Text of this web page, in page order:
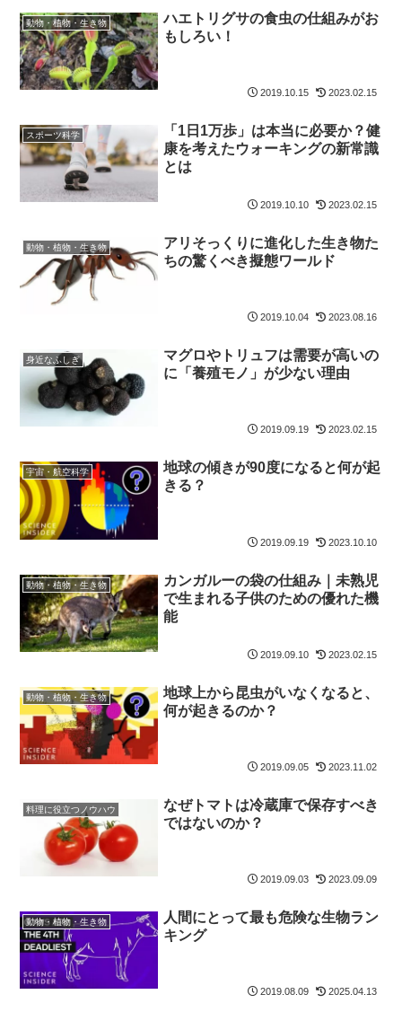
動物・植物・生き物
ハエトリグサの食虫の仕組みがお
もしろい！
2019.10.15 2023.02.15
スポーツ科学
「1日1万歩」は本当に必要か？健
康を考えたウォーキングの新常識
とは
2019.10.10 2023.02.15
動物・植物・生き物
アリそっくりに進化した生き物た
ちの驚くべき擬態ワールド
2019.10.04 2023.08.16
身近なふしぎ
マグロやトリュフは需要が高いの
に「養殖モノ」が少ない理由
2019.09.19 2023.02.15
宇宙・航空科学
地球の傾きが90度になると何が起
きる？
2019.09.19 2023.10.10
動物・植物・生き物
カンガルーの袋の仕組み｜未熟児
で生まれる子供のための優れた機
能
2019.09.10 2023.02.15
動物・植物・生き物
地球上から昆虫がいなくなると、
何が起きるのか？
2019.09.05 2023.11.02
料理に役立つノウハウ
なぜトマトは冷蔵庫で保存すべき
ではないのか？
2019.09.03 2023.09.09
動物・植物・生き物
人間にとって最も危険な生物ラン
キング
2019.08.09 2025.04.13